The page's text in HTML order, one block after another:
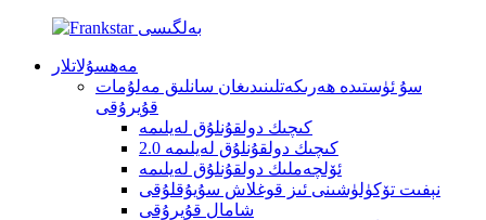
مەھسۇلاتلار
سۇ ئۈستىدە ھەرىكەتلىنىدىغان سانلىق مەلۇمات
قۇيرۇقى
كىچىك دولقۇنلۇق لەيلىمە
كىچىك دولقۇنلۇق لەيلىمە 2.0
ئۆلچەملىك دولقۇنلۇق لەيلىمە
نېفىت تۆكۈلۈشىنى ئىز قوغلاش سۇيۇقلۇقى
شامال قۇيرۇقى